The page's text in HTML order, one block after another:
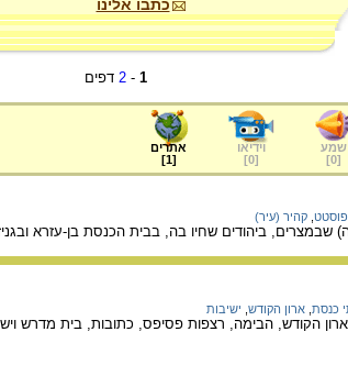
כתבו אלינו
1
-
2 דפים
שמע
[
0
]
וידיאו
[
0
]
אתרים
[
1
]
פוסטט קהיר (עיר)
ביהודים שחיו בה, בבית הכנסת בן-עזרא
כנסת ארון הקודש ישיבות
הקודש, הבימה, רצפות פסיפס, כתובות, בית מדרש